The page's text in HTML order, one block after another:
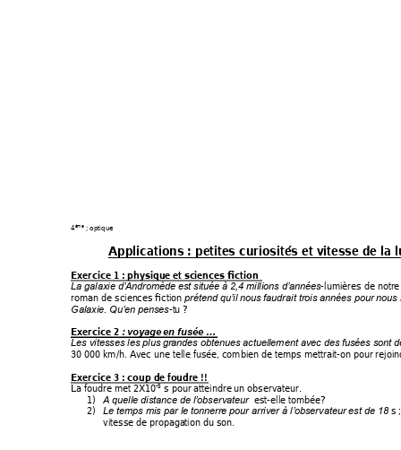
4ème ; optique
Applications : petites curiosités et vitesse de la
Exercice 1 : physique et sciences fiction
La galaxie d’Andromède est située à 2,4 millions d’années-lumières de notre
roman de sciences fiction prétend qu’il nous faudrait trois années pour nous
Galaxie. Qu’en penses-tu ?
Exercice 2 : voyage en fusée …
Les vitesses les plus grandes obtenues actuellement avec des fusées sont
30 000 km/h. Avec une telle fusée, combien de temps mettrait-on pour
Exercice 3 : coup de foudre !!
La foudre met 2X10-5 s pour atteindre un observateur.
1) A quelle distance de l’observateur
  est-ell
e tombée?
2) Le temps mis par le tonnerre pour arriver à l’observateur est de 18 s
vitesse de propagation du son.